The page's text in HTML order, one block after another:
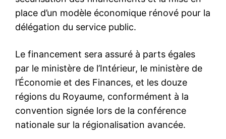
place d’un modèle économique rénové pour la
délégation du service public.
Le financement sera assuré à parts égales
par le ministère de l’Intérieur, le ministère de
l’Économie et des Finances, et les douze
régions du Royaume, conformément à la
convention signée lors de la conférence
nationale sur la régionalisation avancée.